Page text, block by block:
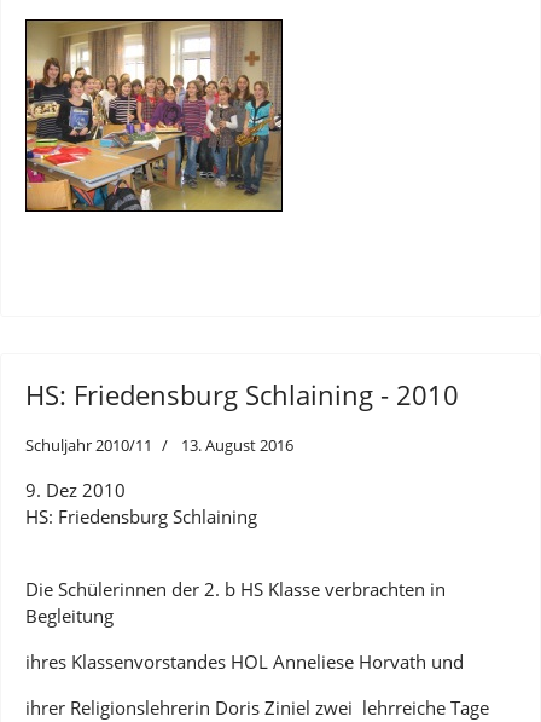
HS: Friedensburg Schlaining - 2010
Schuljahr 2010/11 13. August 2016
9. Dez 2010
HS: Friedensburg Schlaining
Die Schülerinnen der 2. b HS Klasse verbrachten in
Begleitung
ihres Klassenvorstandes HOL Anneliese Horvath und
ihrer Religionslehrerin Doris Ziniel zwei lehrreiche Tage